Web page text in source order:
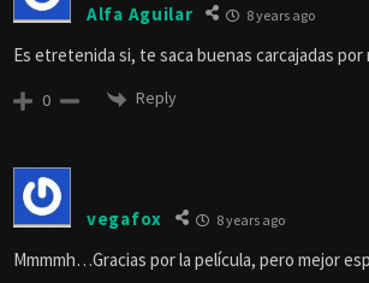
Alfa Aguilar 8 years ago
Es etretenida si, te saca buenas carcajadas
0 Reply
vegafox 8 years ago
Mmmmh…Gracias por la película, pero mejor